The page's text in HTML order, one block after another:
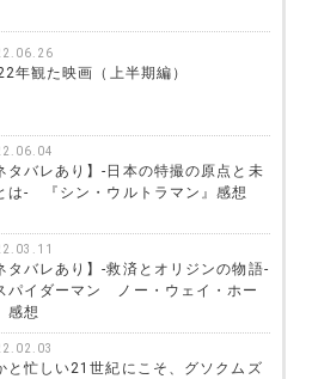
年観た映画（上半期編）
タバレあり】-日本の特撮の原点と未
は- 『シン・ウルトラマン』感想
タバレあり】-救済とオリジンの物語-
パイダーマン ノー・ウェイ・ホー
感想
と忙しい21世紀にこそ、グソクムズ